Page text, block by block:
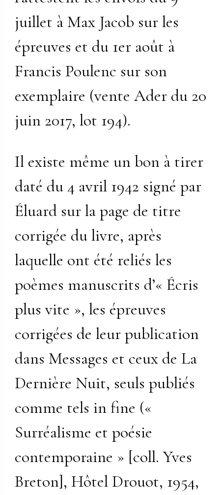
juillet à Max Jacob sur les
épreuves et du 1er août à
Francis Poulenc sur son
exemplaire (vente Ader du 20
juin 2017, lot 194).
Il existe même un bon à tirer
daté du 4 avril 1942 signé par
Éluard sur la page de titre
corrigée du livre, après
laquelle ont été reliés les
poèmes manuscrits d’« Écris
plus vite », les épreuves
corrigées de leur publication
dans Messages et ceux de La
Dernière Nuit, seuls publiés
comme tels in fine («
Surréalisme et poésie
contemporaine » [coll. Yves
Breton], Hôtel Drouot, 1954,